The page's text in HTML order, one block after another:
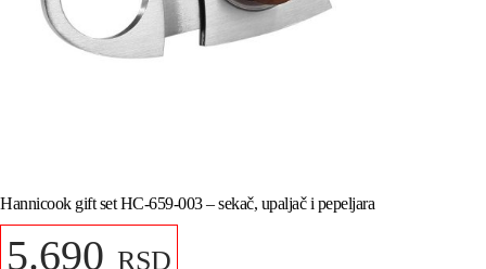
Hannicook gift set HC-659-003 – sekač, upaljač i pepeljara
5.690 RSD